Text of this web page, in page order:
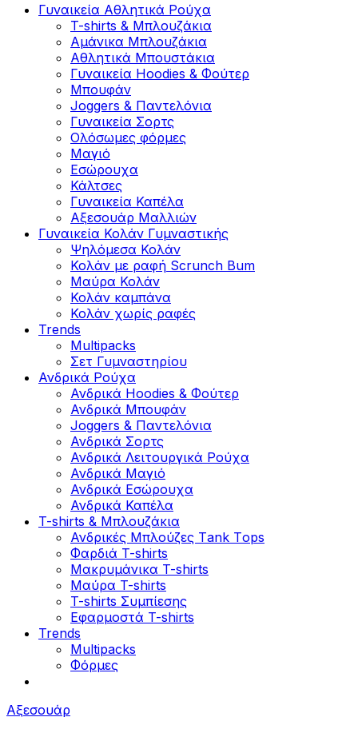
Γυναικεία Αθλητικά Ρούχα
T-shirts & Μπλουζάκια
Αμάνικα Μπλουζάκια
Aθλητικά Μπουστάκια
Γυναικεία Hoodies & Φούτερ
Μπουφάν
Joggers & Παντελόνια
Γυναικεία Σορτς
Ολόσωμες φόρμες
Μαγιό
Εσώρουχα
Κάλτσες
Γυναικεία Καπέλα
Αξεσουάρ Μαλλιών
Γυναικεία Κολάν Γυμναστικής
Ψηλόμεσα Κολάν
Κολάν με ραφή Scrunch Bum
Μαύρα Κολάν
Κολάν καμπάνα
Κολάν χωρίς ραφές
Trends
Multipacks
Σετ Γυμναστηρίου
Ανδρικά Ρούχα
Ανδρικά Hoodies & Φούτερ
Ανδρικά Μπουφάν
Joggers & Παντελόνια
Ανδρικά Σορτς
Ανδρικά Λειτουργικά Ρούχα
Ανδρικά Μαγιό
Ανδρικά Εσώρουχα
Ανδρικά Καπέλα
T-shirts & Μπλουζάκια
Ανδρικές Mπλούζες Τank Τops
Φαρδιά T-shirts
Μακρυμάνικα T-shirts
Μαύρα T-shirts
T-shirts Συμπίεσης
Εφαρμοστά T-shirts
Trends
Multipacks
Φόρμες
Αξεσουάρ